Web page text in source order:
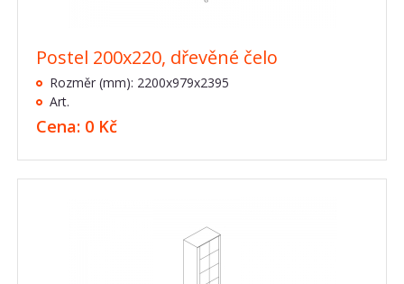
Postel 200x220, dřevěné čelo
Rozměr (mm): 2200x979x2395
Art.
Cena: 0 Kč